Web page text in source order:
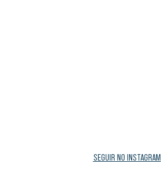
SEGUIR NO INSTAGRAM